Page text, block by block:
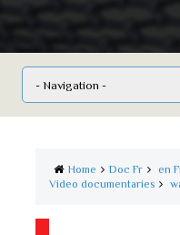
Home Doc Fr en
Video documentaries